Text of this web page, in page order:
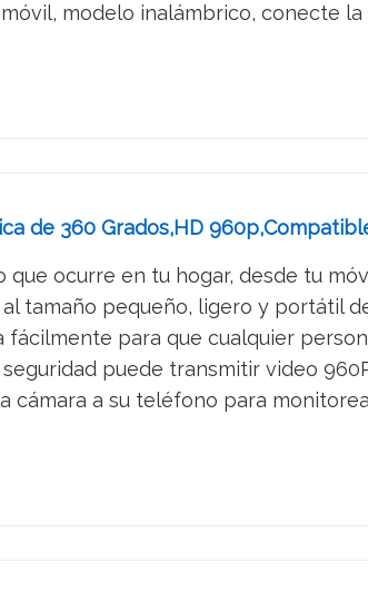
modelo inalámbrico, conecte la
de 360 Grados,HD
ocurre en tu hogar, desde tu
tamaño pequeño, ligero y portátil
fácilmente para que cualquier
puede transmitir video
a su teléfono para